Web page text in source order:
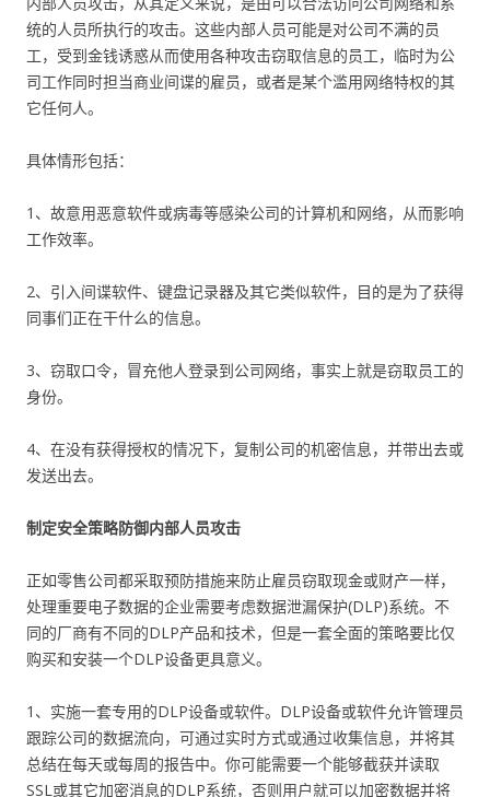
统的人员所执行的攻击。这些内部人员可能是对公司不满的员
工，受到金钱诱惑从而使用各种攻击窃取信息的员工，临时为公
司工作同时担当商业间谍的雇员，或者是某个滥用网络特权的其
它任何人。
具体情形包括：
1、故意用恶意软件或病毒等感染公司的计算机和网络，从而影响
工作效率。
2、引入间谍软件、键盘记录器及其它类似软件，目的是为了获得
同事们正在干什么的信息。
3、窃取口令，冒充他人登录到公司网络，事实上就是窃取员工的
身份。
4、在没有获得授权的情况下，复制公司的机密信息，并带出去或
发送出去。
制定安全策略防御内部人员攻击
正如零售公司都采取预防措施来防止雇员窃取现金或财产一样，
处理重要电子数据的企业需要考虑数据泄漏保护(DLP)系统。不
同的厂商有不同的DLP产品和技术，但是一套全面的策略要比仅
购买和安装一个DLP设备更具意义。
1、实施一套专用的DLP设备或软件。DLP设备或软件允许管理员
跟踪公司的数据流向，可通过实时方式或通过收集信息，并将其
总结在每天或每周的报告中。你可能需要一个能够截获并读取
SSL或其它加密消息的DLP系统，否则用户就可以加密数据并将